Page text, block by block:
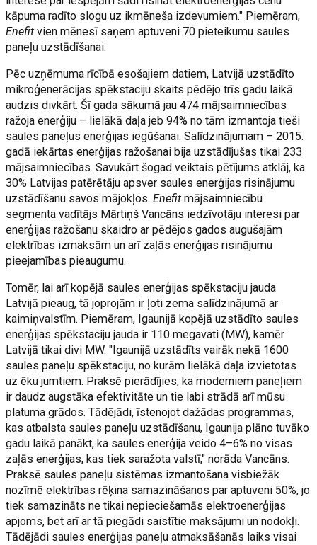
kāpuma radīto slogu uz ikmēneša izdevumiem." Piemēram,
Enefitvien mēnesī saņem aptuveni 70 pieteikumu saules
paneļu uzstādīšanai.
Pēc uzņēmuma rīcībā esošajiem datiem, Latvijā uzstādīto
mikroģenerācijas spēkstaciju skaits pēdējo trīs gadu laikā
audzis divkārt. Šī gada sākumā jau 474 mājsaimniecības
ražoja enerģiju – lielākā daļa jeb 94% no tām izmantoja tieši
saules paneļus enerģijas iegūšanai. Salīdzinājumam – 2015.
gadā iekārtas enerģijas ražošanai bija uzstādījušas tikai 233
mājsaimniecības. Savukārt šogad veiktais pētījums atklāj, ka
30% Latvijas patērētāju apsver saules enerģijas risinājumu
uzstādīšanu savos mājokļos.Enefitmājsaimniecību
segmenta vadītājs Mārtiņš Vancāns iedzīvotāju interesi par
enerģijas ražošanu skaidro ar pēdējos gados augušajām
elektrības izmaksām un arī zaļās enerģijas risinājumu
pieejamības pieaugumu.
Tomēr, lai arī kopējā saules enerģijas spēkstaciju jauda
Latvijā pieaug, tā joprojām ir ļoti zema salīdzinājumā ar
kaimiņvalstīm. Piemēram, Igaunijā kopējā uzstādīto saules
enerģijas spēkstaciju jauda ir 110 megavati (MW), kamēr
Latvijā tikai divi MW. "Igaunijā uzstādīts vairāk nekā 1600
saules paneļu spēkstaciju, no kurām lielākā daļa izvietotas
uz ēku jumtiem. Praksē pierādījies, ka moderniem paneļiem
ir daudz augstāka efektivitāte un tie labi strādā arī mūsu
platuma grādos. Tādējādi, īstenojot dažādas programmas,
kas atbalsta saules paneļu uzstādīšanu, Igaunija plāno tuvāko
gadu laikā panākt, ka saules enerģija veido 4–6% no visas
zaļās enerģijas, kas tiek saražota valstī," norāda Vancāns.
Praksē saules paneļu sistēmas izmantošana visbiežāk
nozīmē elektrības rēķina samazināšanos par aptuveni 50%, jo
tiek samazināts ne tikai nepieciešamās elektroenerģijas
apjoms, bet arī ar tā piegādi saistītie maksājumi un nodokļi.
Tādējādi saules enerģijas paneļu atmaksāšanās laiks visai